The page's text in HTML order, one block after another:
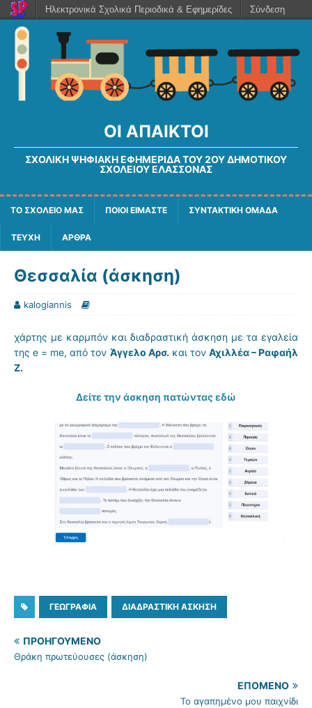
ΟΙ ΆΠΑΙΚΤΟΙ
ΣΧΟΛΙΚΉ ΨΗΦΙΑΚΉ ΕΦΗΜΕΡΊΔΑ ΤΟΥ 2ΟΥ ΔΗΜΟΤΙΚΟΎ
ΣΧΟΛΕΊΟΥ ΕΛΑΣΣΌΝΑΣ
ΤΟ ΣΧΟΛΕΙΟ ΜΑΣ ΠΟΙΟΙ ΕΙΜΑΣΤΕ ΣΥΝΤΑΚΤΙΚΗ ΟΜΑΔΑ
ΤΕΥΧΗ ΑΡΘΡΑ
Θεσσαλία (άσκηση)
kalogiannis
χάρτης με καρμπόν και διαδραστική άσκηση με τα εγαλεία
της e = me, από τον Άγγελο Αρσ. και τον Αχιλλέα – Ραφαήλ
Ζ.
Δείτε την άσκηση πατώντας εδώ
ΓΕΩΓΡΑΦΊΑ ΔΙΑΔΡΑΣΤΙΚΉ ΆΣΚΗΣΗ
ΠΡΟΗΓΟΎΜΕΝΟ
Θράκη πρωτεύουσες (άσκηση)
ΕΠΌΜΕΝΟ
Το αγαπημένο μου παιχνίδι
Ηλεκτρονικά Σχολικά Περιοδικά & Εφημερίδες Σύνδεση